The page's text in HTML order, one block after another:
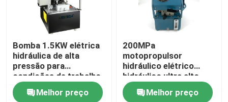
Bomba 1.5KW elétrica
hidráulica de alta
pressão para
condições de trabalho
hidráulicas
Melhor preço
200MPa
motopropulsor
hidráulico elétrico
hidráulico ultra alto
2000Bar da bomba
DC220VMelhor preço